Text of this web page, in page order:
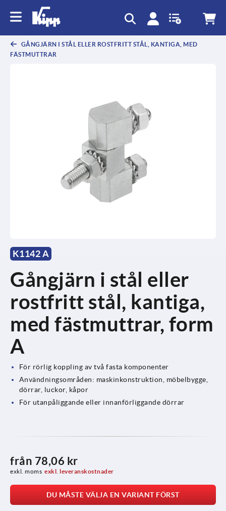
GÅNGJÄRN I STÅL ELLER ROSTFRITT STÅL, KANTIGA, MED
FÄSTMUTTRAR
K1142 A
Gångjärn i stål eller
rostfritt stål, kantiga,
med fästmuttrar, form
A
För rörlig koppling av två fasta komponenter
Användningsområden: maskinkonstruktion, möbelbygge,
dörrar, luckor, kåpor
För utanpåliggande eller innanförliggande dörrar
från 78,06 kr
exkl. moms exkl. leveranskostnader
DU MÅSTE VÄLJA EN VARIANT FÖRST